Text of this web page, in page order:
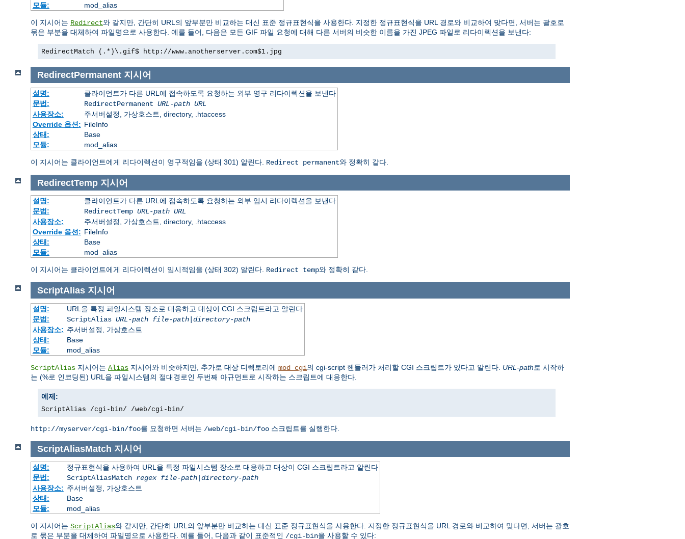
모듈:
mod_alias
이 지시어는 Redirect와 같지만, 간단히 URL의 앞부분만 비교하는 대신 표준 정규표현식을 사용한다. 지정한 정규표현식을 URL 경로와 비교하여 맞다면, 서버는 괄호로
묶은 부분을 대체하여 파일명으로 사용한다. 예를 들어, 다음은 모든 GIF 파일 요청에 대해 다른 서버의 비슷한 이름을 가진 JPEG 파일로 리다이렉션을 보낸다:
RedirectMatch (.*)\.gif$ http://www.anotherserver.com$1.jpg
RedirectPermanent 지시어
설명:
클라이언트가 다른 URL에 접속하도록 요청하는 외부 영구 리다이렉션을 보낸다
문법:
RedirectPermanent URL-path URL
사용장소:
주서버설정, 가상호스트, directory, .htaccess
Override 옵션: FileInfo
상태:
Base
모듈:
mod_alias
이 지시어는 클라이언트에게 리다이렉션이 영구적임을 (상태 301) 알린다. Redirect permanent와 정확히 같다.
RedirectTemp 지시어
설명:
클라이언트가 다른 URL에 접속하도록 요청하는 외부 임시 리다이렉션을 보낸다
문법:
RedirectTemp URL-path URL
사용장소:
주서버설정, 가상호스트, directory, .htaccess
Override 옵션: FileInfo
상태:
Base
모듈:
mod_alias
이 지시어는 클라이언트에게 리다이렉션이 임시적임을 (상태 302) 알린다. Redirect temp와 정확히 같다.
ScriptAlias 지시어
설명:
URL을 특정 파일시스템 장소로 대응하고 대상이 CGI 스크립트라고 알린다
문법:
ScriptAlias URL-path file-path|directory-path
사용장소: 주서버설정, 가상호스트
상태:
Base
모듈:
mod_alias
ScriptAlias 지시어는 Alias 지시어와 비슷하지만, 추가로 대상 디렉토리에 mod_cgi의 cgi-script 핸들러가 처리할 CGI 스크립트가 있다고 알린다. URL-path로 시작하
는 (%로 인코딩된) URL을 파일시스템의 절대경로인 두번째 아규먼트로 시작하는 스크립트에 대응한다.
예제:
ScriptAlias /cgi-bin/ /web/cgi-bin/
http://myserver/cgi-bin/foo를 요청하면 서버는 /web/cgi-bin/foo 스크립트를 실행한다.
ScriptAliasMatch 지시어
설명:
정규표현식을 사용하여 URL을 특정 파일시스템 장소로 대응하고 대상이 CGI 스크립트라고 알린다
문법:
ScriptAliasMatch regex file-path| directory-path
사용장소: 주서버설정, 가상호스트
상태:
Base
모듈:
mod_alias
이 지시어는 ScriptAlias와 같지만, 간단히 URL의 앞부분만 비교하는 대신 표준 정규표현식을 사용한다. 지정한 정규표현식을 URL 경로와 비교하여 맞다면, 서버는 괄호
로 묶은 부분을 대체하여 파일명으로 사용한다. 예를 들어, 다음과 같이 표준적인 /cgi-bin을 사용할 수 있다: